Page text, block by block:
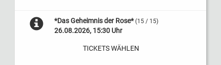
*Das Geheimnis der Rose* (15 / 15)
26.08.2026, 15:30 Uhr
TICKETS WÄHLEN